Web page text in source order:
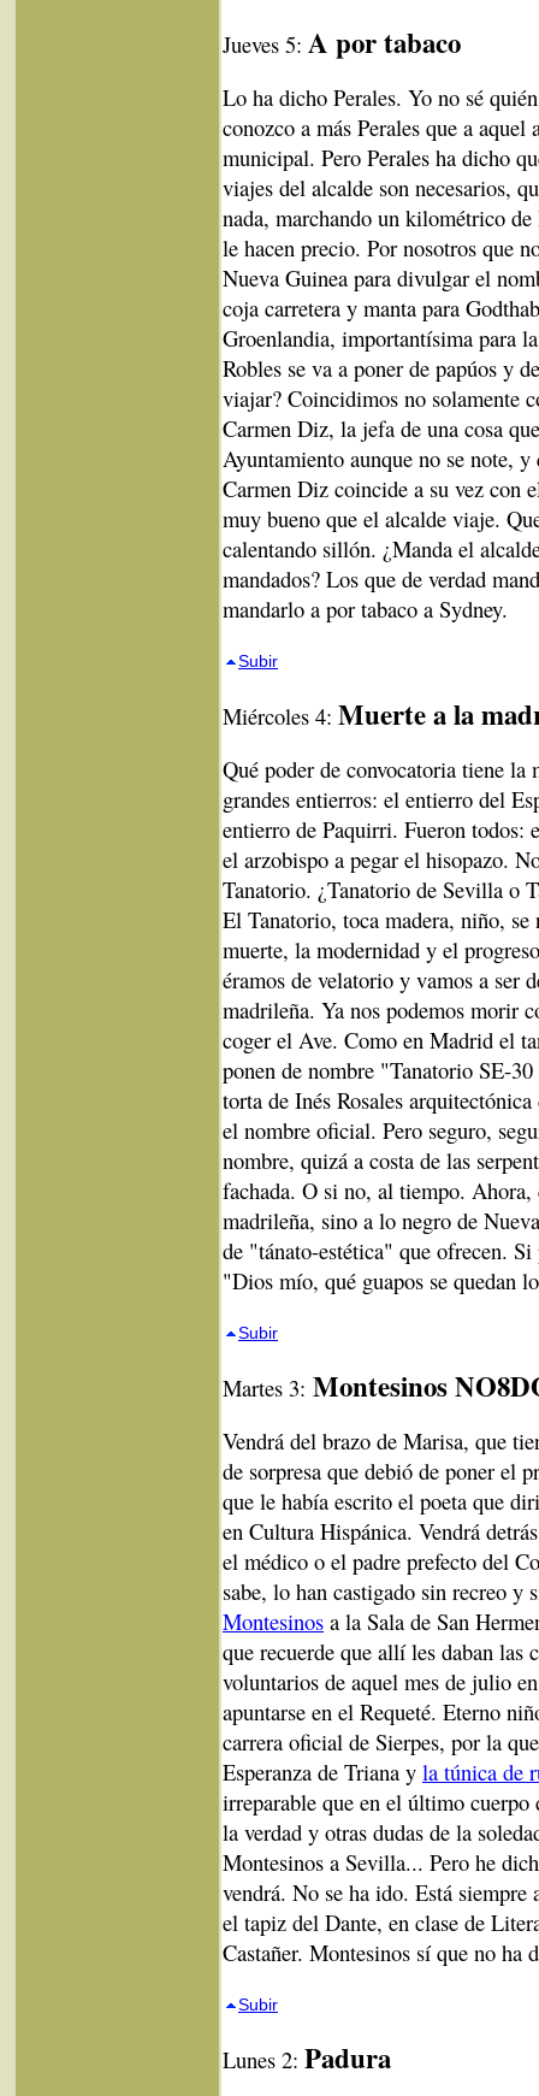
Jueves 5: A por tabaco
Lo ha dicho Perales. Yo no sé
conozco a más Perales que a
municipal. Pero Perales ha dicho
viajes del alcalde son necesarios,
nada, marchando un kilométrico
le hacen precio. Por nosotros que
Nueva Guinea para divulgar el
coja carretera y manta para
Groenlandia, importantísima para
Robles se va a poner de papúos y
viajar? Coincidimos no solamente
Carmen Diz, la jefa de una cosa
Ayuntamiento aunque no se note,
Carmen Diz coincide a su vez con
muy bueno que el alcalde viaje.
calentando sillón. ¿Manda el
mandados? Los que de verdad
mandarlo a por tabaco a Sydney.
Subir
Miércoles 4: Muerte a la
Qué poder de convocatoria tiene la
grandes entierros: el entierro del
entierro de Paquirri. Fueron todos:
el arzobispo a pegar el hisopazo.
Tanatorio. ¿Tanatorio de Sevilla o
El Tanatorio, toca madera, niño,
muerte, la modernidad y el
éramos de velatorio y vamos a ser
madrileña. Ya nos podemos morir
coger el Ave. Como en Madrid el
ponen de nombre "Tanatorio SE-
torta de Inés Rosales
el nombre oficial. Pero seguro,
nombre, quizá a costa de las
fachada. O si no, al tiempo. Ahora,
madrileña, sino a lo negro de
de "tánato-estética" que ofrecen.
"Dios mío, qué guapos se quedan
Subir
Martes 3: Montesinos
Vendrá del brazo de Marisa, que
de sorpresa que debió de poner el
que le había escrito el poeta que
en Cultura Hispánica. Vendrá
el médico o el padre prefecto del
sabe, lo han castigado sin recreo y
Montesinos a la Sala de San
que recuerde que allí les daban las
voluntarios de aquel mes de julio
apuntarse en el Requeté. Eterno
carrera oficial de Sierpes, por la
Esperanza de Triana y la túnica de
irreparable que en el último cuerpo
la verdad y otras dudas de la
Montesinos a Sevilla... Pero he
vendrá. No se ha ido. Está
el tapiz del Dante, en clase de
Castañer. Montesinos sí que no ha
Subir
Lunes 2: Padura